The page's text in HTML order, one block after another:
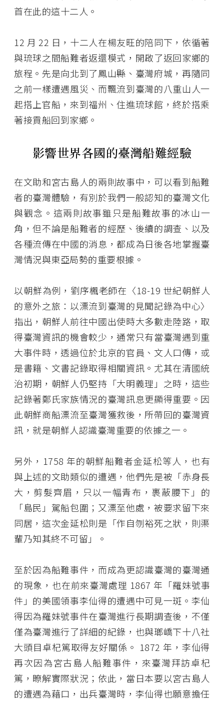
首在此的這十二人。
12 月 22 日，十二人在楊友旺的陪同下，依循著
與琉球之間船難者返還模式，開啟了返回家鄉的
旅程。先是向北到了鳳山縣、臺灣府城，再隨同
之前一樣遭遇風災、而飄流到臺灣的八重山人一
起搭上官船，來到福州、住進琉球館，終於搭乘
著接貢船回到家鄉。
影響世界各國的臺灣船難經驗
在文助和宮古島人的兩則故事中，可以看到船難
者的臺灣體驗，有別於我們一般認知的臺灣文化
與觀念。這兩則故事雖只是船難故事的冰山一
角，但不論是船難者的經歷、後續的調查、以及
各種流傳在中國的消息，都成為日後各地掌握臺
灣情況與東亞局勢的重要根據。
以朝鮮為例，劉序楓老師在〈18-19 世紀朝鮮人
的意外之旅：以漂流到臺灣的見聞記錄為中心〉
指出，朝鮮人前往中國出使時大多數走陸路，取
得臺灣資訊的機會較少，通常只有當臺灣遇到重
大事件時，透過位於北京的官員、文人口傳，或
是書籍、文書記錄取得相關資訊。尤其在清國統
治初期，朝鮮人仍堅持「大明義理」之時，這些
記錄著鄭氏家族情況的臺灣訊息更顯得重要。因
此朝鮮商船漂流至臺灣獲救後，所帶回的臺灣資
訊，就是朝鮮人認識臺灣重要的依據之一。
另外，1758 年的朝鮮船難者金延松等人，也有
與上述的文助類似的遭遇，他們先是被「赤身長
大，剪髮齊眉，只以一幅青布，裹蔽腰下」的
「島民」駕船包圍；又漂至他處，被要求留下來
同居，這次金延松則是「作自刎裕死之狀，則渠
輩乃知其終不可留」。
至於因為船難事件，而成為更認識臺灣的臺灣通
的現象，也在前來臺灣處理 1867 年「羅妹號事
件」的美國領事李仙得的遭遇中可見一斑。李仙
得因為羅妹號事件在臺灣進行長期調查後，不僅
僅為臺灣進行了詳細的紀錄，也與瑯嶠下十八社
大頭目卓杞篤取得友好關係。 1872 年，李仙得
再次因為宮古島人船難事件，來臺灣拜訪卓杞
篤，瞭解實際狀況；依此，當日本要以宮古島人
的遭遇為藉口，出兵臺灣時，李仙得也願意擔任